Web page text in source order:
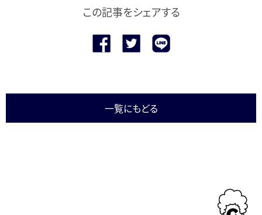
この記事をシェアする
一覧にもどる